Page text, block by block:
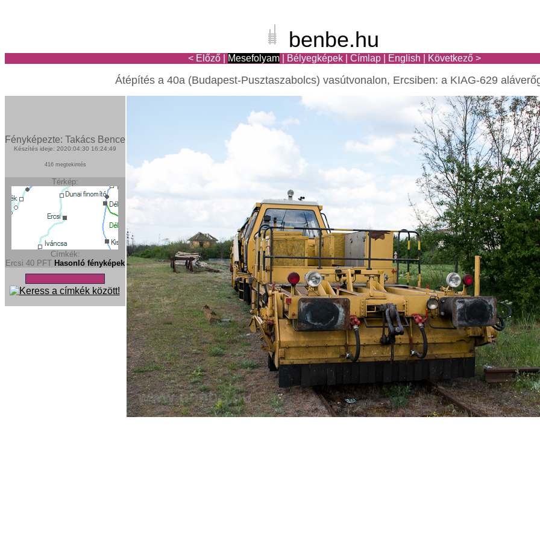
benbe.hu
< Előző Mesefolyam Bélyegképek Címlap English Következő >
Átépítés a 40a (Budapest-Pusztaszabolcs) vasútvonalon, Ercsiben: a KIAG-629
Fényképezte: Takács Bence
Készítés ideje: 2020:04:30 16:24:49
416 megtekintés
Térkép:
Címkék:
Ercsi 40 PFT Hasonló fényképek